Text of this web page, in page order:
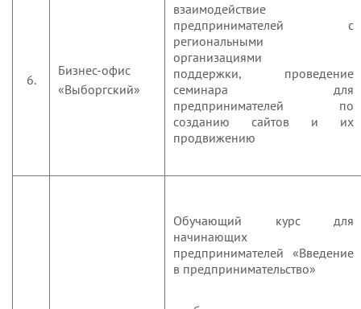
6.
Бизнес-офис
«Выборгский»
взаимодействие
предпринимателей с
региональными
организациями
поддержки, проведение
семинара для
предпринимателей по
созданию сайтов и их
продвижению
Обучающий курс для
начинающих
предпринимателей «Введение
в предпринимательство»